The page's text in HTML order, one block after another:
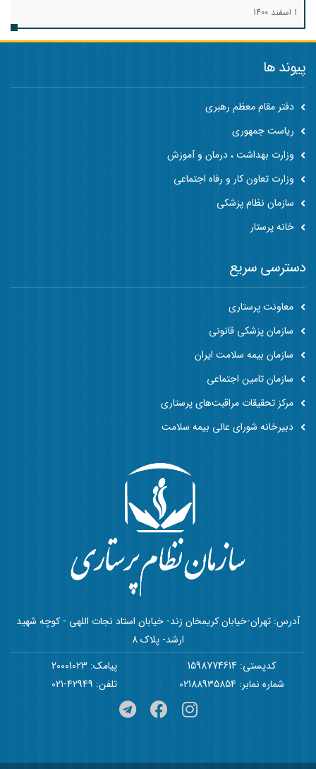
1 اسفند 1400
پیوند ها
دفتر مقام معظم رهبری
ریاست جمهوری
وزارت بهداشت ، درمان و آموزش
وزارت تعاون کار و رفاه اجتماعی
سازمان نظام پزشکی
خانه پرستار
آدرس: تهران-خیابان کریمخان زند- خیابان استاد نجات اللهی - کوچه شهید
ارشد- پلاک 8
کدپستی: 1598774614
پیامک: 20001023
شماره نمابر: 02188935854
تلفن: 42949-021
دسترسی سریع
معاونت پرستاری
سازمان پزشکی قانونی
سازمان بیمه سلامت ایران
سازمان تامین اجتماعی
مرکز تحقیقات مراقبت‌های پرستاری
دبیرخانه شورای عالی بیمه سلامت